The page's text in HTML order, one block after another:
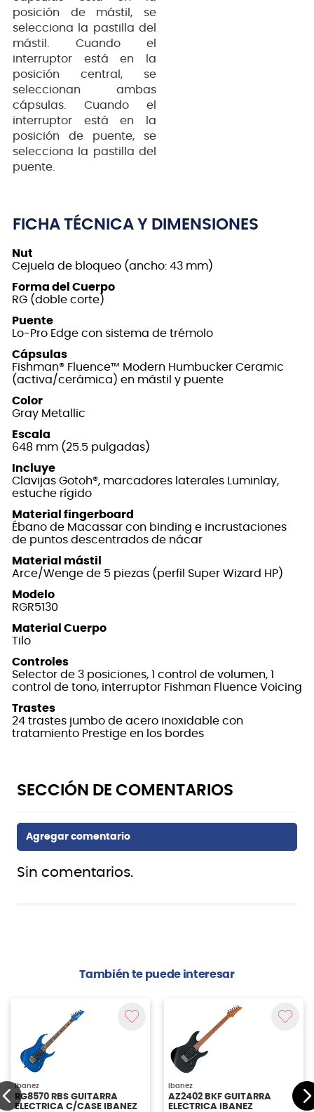
posición de mástil, se
selecciona la pastilla del
mástil. Cuando el
interruptor está en la
posición central, se
seleccionan ambas
cápsulas. Cuando el
interruptor está en la
posición de puente, se
selecciona la pastilla del
puente.
FICHA TÉCNICA Y DIMENSIONES
Nut
Cejuela de bloqueo (ancho: 43 mm)
Forma del Cuerpo
RG (doble corte)
Puente
Lo-Pro Edge con sistema de trémolo
Cápsulas
Fishman® Fluence™ Modern Humbucker Ceramic
(activa/cerámica) en mástil y puente
Color
Gray Metallic
Escala
648 mm (25.5 pulgadas)
Incluye
Clavijas Gotoh®, marcadores laterales Luminlay,
estuche rígido
Material fingerboard
Ébano de Macassar con binding e incrustaciones
de puntos descentrados de nácar
Material mástil
Arce/Wenge de 5 piezas (perfil Super Wizard HP)
Modelo
RGR5130
Material Cuerpo
Tilo
Controles
Selector de 3 posiciones, 1 control de volumen, 1
control de tono, interruptor Fishman Fluence Voicing
Trastes
24 trastes jumbo de acero inoxidable con
tratamiento Prestige en los bordes
Sin comentarios.
También te puede interesar
Ibanez
RG8570 RBS GUITARRA
ELECTRICA C/CASE IBANEZ
Ibanez
AZ2402 BKF GUITARRA
ELECTRICA IBANEZ